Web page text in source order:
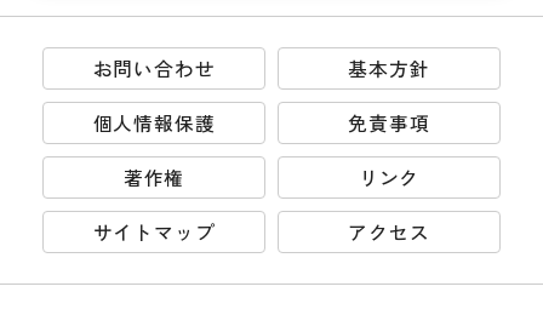
お問い合わせ
基本方針
個人情報保護
免責事項
著作権
リンク
サイトマップ
アクセス